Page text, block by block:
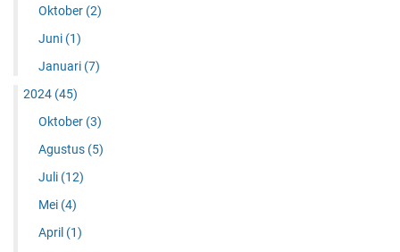
Oktober (2)
Juni (1)
Januari (7)
2024 (45)
Oktober (3)
Agustus (5)
Juli (12)
Mei (4)
April (1)